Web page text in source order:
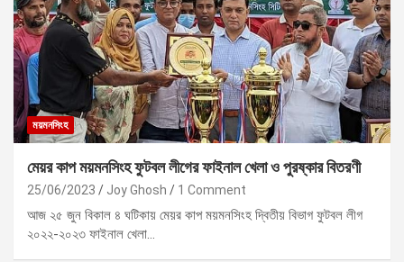
ময়মনসিংহ
মেয়র কাপ ময়মনসিংহ ফুটবল লীগের ফাইনাল খেলা ও পুরষ্কার বিতরণী
25/06/2023 Joy Ghosh 1 Comment
আজ ২৫ জুন বিকাল ৪ ঘটিকায় মেয়র কাপ ময়মনসিংহ দ্বিতীয় বিভাগ ফুটবল লীগ
২০২২-২০২৩ ফাইনাল খেলা…